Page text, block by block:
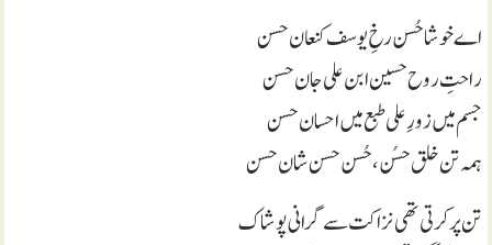
اے خوشا حُسن رخِ یوسف کنعان حسن
راحتِ روح حسین ابن علی جان حسن
جسم میں زورِ علی طبع میں احسان حسن
ہمہ تن خلق حسُن، حُسن حسن شان حسن
تن پر کرتی تھی نزاکت سے گرانی پوشاک